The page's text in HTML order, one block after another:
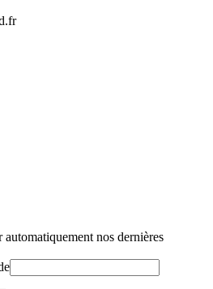
nos dernières